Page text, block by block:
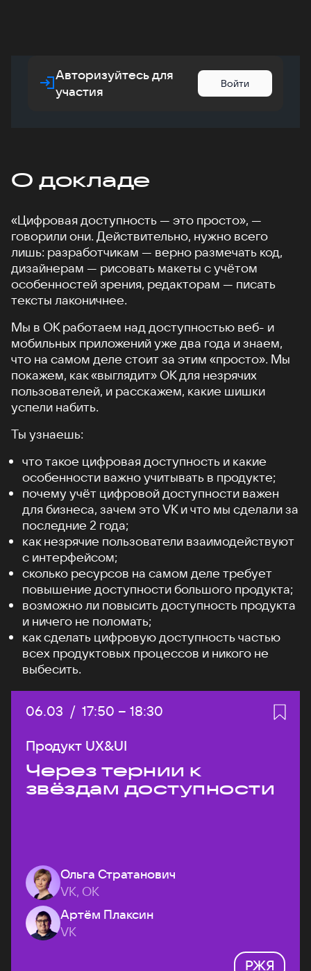
Авторизуйтесь для
участия
Войти
О докладе
«Цифровая доступность — это просто», —
говорили они. Действительно, нужно всего
лишь: разработчикам — верно размечать код,
дизайнерам — рисовать макеты с учётом
особенностей зрения, редакторам — писать
тексты лаконичнее.
Мы в ОК работаем над доступностью веб- и
мобильных приложений уже два года и знаем,
что на самом деле стоит за этим «просто». Мы
покажем, как «выглядит» ОК для незрячих
пользователей, и расскажем, какие шишки
успели набить.
Ты узнаешь:
что такое цифровая доступность и какие
особенности важно учитывать в продукте;
почему учёт цифровой доступности важен
для бизнеса, зачем это VK и что мы сделали за
последние 2 года;
как незрячие пользователи взаимодействуют
с интерфейсом;
сколько ресурсов на самом деле требует
повышение доступности большого продукта;
возможно ли повысить доступность продукта
и ничего не поломать;
как сделать цифровую доступность частью
всех продуктовых процессов и никого не
выбесить.
Дата:
06.03 / Начало:
17:50 – Конец:
18:30
Продукт UX&UI
Через тернии к
звёздам доступности
Ольга Стратанович
VK, ОК
Артём Плаксин
VK
РЖЯ